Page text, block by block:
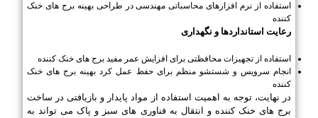
استفاده از نرم افزارهای محاسباتی مهندسی در طراحی بهینه برج های خنک
کننده
رعایت استانداردها و نگهداری
استفاده از تجهیزات محافظتی برای افزایش عمر مفید برج های خنک کننده
انجام سرویس و شستشو منظم برای حفظ عمل کرد بهینه برج های خنک
کننده
در نهایت، توجه به اهمیت استفاده از مواد پایدار و بازیافتی در ساخت
برج های خنک کننده و انتقال به فناوری های سبز و پاک می تواند به